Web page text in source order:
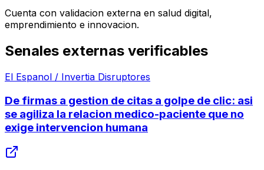
Cuenta con validacion externa en salud digital,
emprendimiento e innovacion.
Senales externas verificables
El Espanol / Invertia Disruptores
De firmas a gestion de citas a golpe de clic: asi
se agiliza la relacion medico-paciente que no
exige intervencion humana